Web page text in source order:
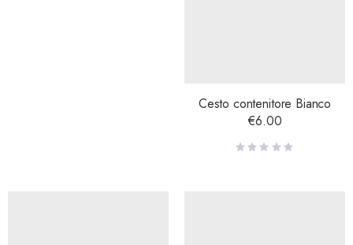
Cesto contenitore Bianco
€6.00